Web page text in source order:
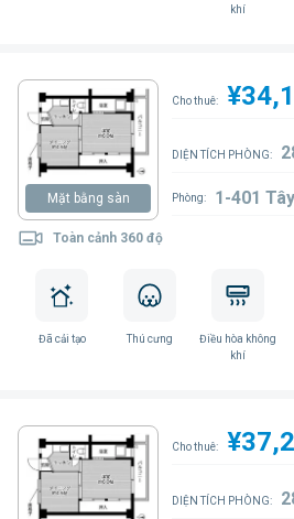
khí
Mặt bằng sàn
Toàn cảnh 360 độ
Cho thuê:
DIỆN TÍCH PHÒNG:
Phòng: 1-401
Đã cải tạo Thú cưng
Điều hòa không
khí
Cho thuê:
DIỆN TÍCH PHÒNG: